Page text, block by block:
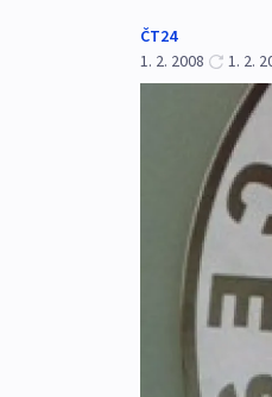
ČT24
1. 2. 2008
1. 2.